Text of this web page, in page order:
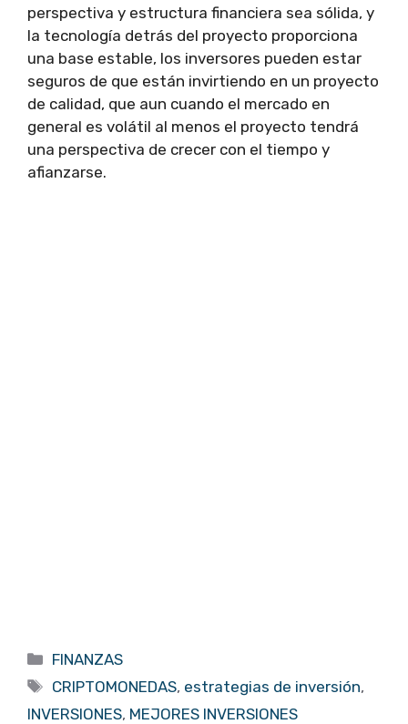
perspectiva y estructura financiera sea sólida, y
la tecnología detrás del proyecto proporciona
una base estable, los inversores pueden estar
seguros de que están invirtiendo en un proyecto
de calidad, que aun cuando el mercado en
general es volátil al menos el proyecto tendrá
una perspectiva de crecer con el tiempo y
afianzarse.
Categorías
FINANZAS
Etiquetas
CRIPTOMONEDAS, estrategias de inversión,
INVERSIONES, MEJORES INVERSIONES